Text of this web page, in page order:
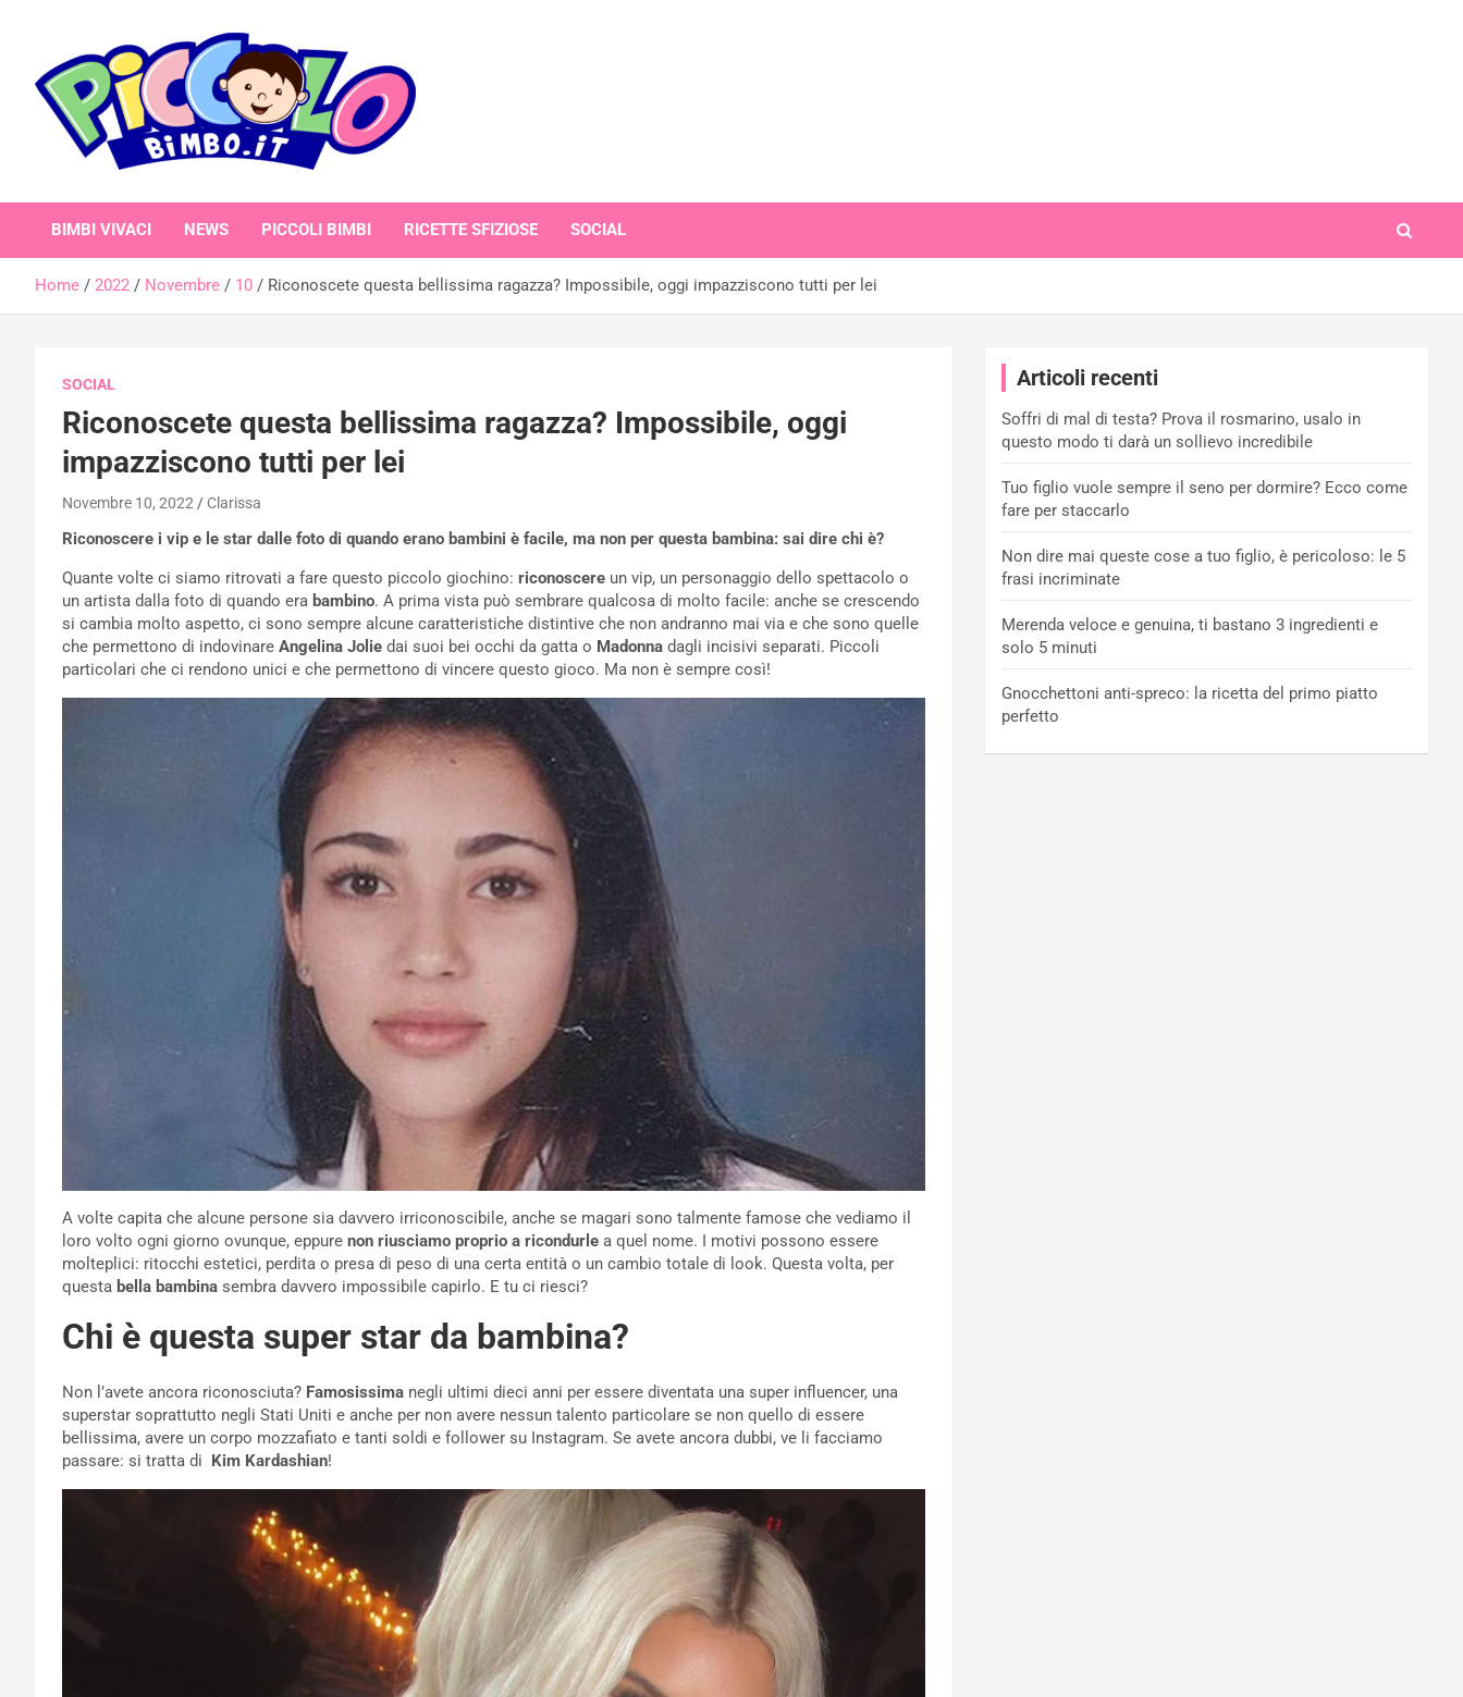
piccolobimbo.it
BIMBI VIVACI NEWS PICCOLI BIMBI RICETTE SFIZIOSE SOCIAL
Home 2022 Novembre 10 Riconoscete questa bellissima ragazza? Impossibile, oggi impazziscono tutti per lei
SOCIAL
Riconoscete questa bellissima ragazza? Impossibile, oggi
impazziscono tutti per lei
Novembre 10, 2022 Clarissa
Riconoscere i vip e le star dalle foto di quando erano bambini è facile, ma non per questa bambina: sai dire chi è?
Quante volte ci siamo ritrovati a fare questo piccolo giochino: riconoscere un vip, un personaggio dello spettacolo o
un artista dalla foto di quando era bambino. A prima vista può sembrare qualcosa di molto facile: anche se crescendo
si cambia molto aspetto, ci sono sempre alcune caratteristiche distintive che non andranno mai via e che sono quelle
che permettono di indovinare Angelina Jolie dai suoi bei occhi da gatta o Madonna dagli incisivi separati. Piccoli
particolari che ci rendono unici e che permettono di vincere questo gioco. Ma non è sempre così!
A volte capita che alcune persone sia davvero irriconoscibile, anche se magari sono talmente famose che vediamo il
loro volto ogni giorno ovunque, eppure non riusciamo proprio a ricondurle a quel nome. I motivi possono essere
molteplici: ritocchi estetici, perdita o presa di peso di una certa entità o un cambio totale di look. Questa volta, per
questa bella bambina sembra davvero impossibile capirlo. E tu ci riesci?
Chi è questa super star da bambina?
Non l’avete ancora riconosciuta? Famosissima negli ultimi dieci anni per essere diventata una super influencer, una
superstar soprattutto negli Stati Uniti e anche per non avere nessun talento particolare se non quello di essere
bellissima, avere un corpo mozzafiato e tanti soldi e follower su Instagram. Se avete ancora dubbi, ve li facciamo
passare: si tratta di Kim Kardashian!
Articoli recenti
Soffri di mal di testa? Prova il rosmarino, usalo in
questo modo ti darà un sollievo incredibile
Tuo figlio vuole sempre il seno per dormire? Ecco come
fare per staccarlo
Non dire mai queste cose a tuo figlio, è pericoloso: le 5
frasi incriminate
Merenda veloce e genuina, ti bastano 3 ingredienti e
solo 5 minuti
Gnocchettoni anti-spreco: la ricetta del primo piatto
perfetto